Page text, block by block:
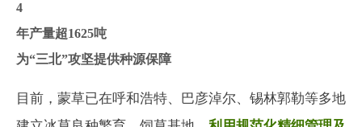
4
年产量超1625吨
为“三北”攻坚提供种源保障
目前，蒙草已在呼和浩特、巴彦淖尔、锡林郭勒等多地